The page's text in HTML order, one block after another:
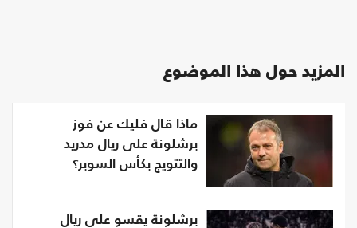
المزيد حول هذا الموضوع
ماذا قال فليك عن فوز
برشلونة على ريال مدريد
والتتويج بكأس السوبر؟
برشلونة يقسو على ريال